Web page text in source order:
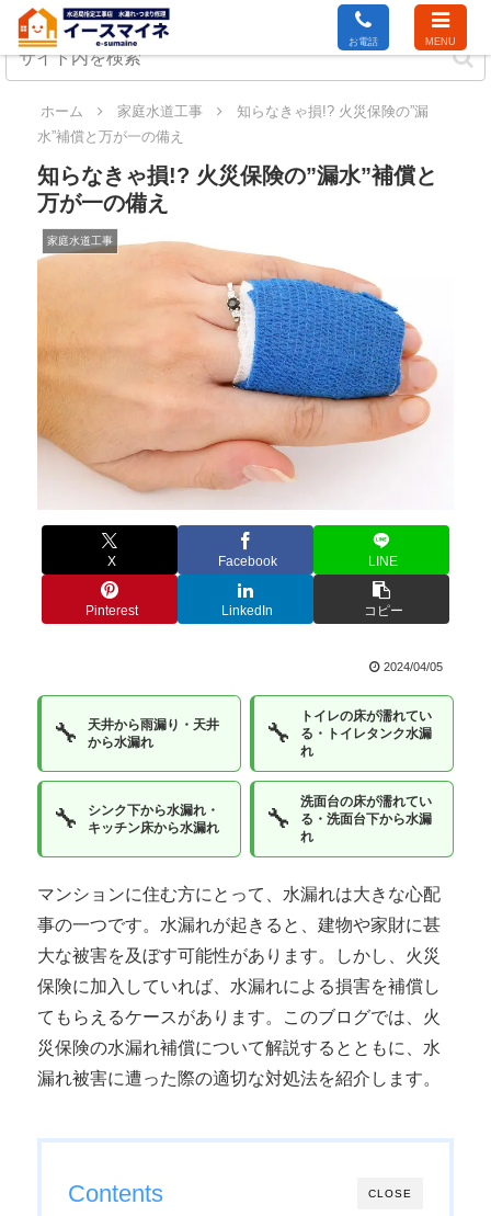
ホーム 家庭水道工事
知らなきゃ損!? 火災保険の”漏
水”補償と万が一の備え
知らなきゃ損!? 火災保険の”漏水”補償と
万が一の備え
家庭水道工事
X Facebook LINE
Pinterest LinkedIn コピー
2024/04/05
🔧
天井から雨漏り・天井
から水漏れ
🔧
トイレの床が濡れてい
る・トイレタンク水漏
れ
🔧
シンク下から水漏れ・
キッチン床から水漏れ
🔧
洗面台の床が濡れてい
る・洗面台下から水漏
れ
マンションに住む方にとって、水漏れは大きな心配
事の一つです。水漏れが起きると、建物や家財に甚
大な被害を及ぼす可能性があります。しかし、火災
保険に加入していれば、水漏れによる損害を補償し
てもらえるケースがあります。このブログでは、火
災保険の水漏れ補償について解説するとともに、水
漏れ被害に遭った際の適切な対処法を紹介します。
CLOSE
Contents
お電話 MENU